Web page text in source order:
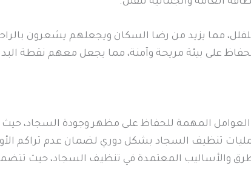
مما يزيد من رضا السكان ويجعلهم يشعرون
على بيئة مريحة وآمنة، مما يجعل معهم نقطة
المهمة للحفاظ على مظهر وجودة السجاد، حيث
تنظيف السجاد بشكل دوري لضمان عدم تراكم
والأساليب المعتمدة في تنظيف السجاد، حيث